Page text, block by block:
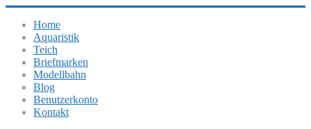
Home
Aquaristik
Teich
Briefmarken
Modellbahn
Blog
Benutzerkonto
Kontakt